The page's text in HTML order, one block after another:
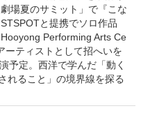
場夏のサミット」で『こな
と提携でソロ作品
Performing Arts Ce
ーティストとして招へいを
予定。西洋で学んだ「動く
れること」の境界線を探る